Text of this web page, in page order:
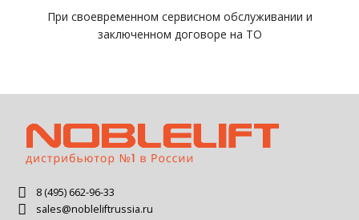
При своевременном сервисном обслуживании и
заключенном договоре на ТО
8 (495) 662-96-33
sales@nobleliftrussia.ru